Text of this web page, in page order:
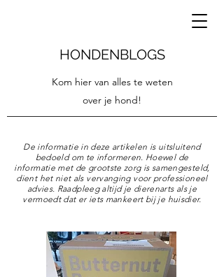
HONDENBLOGS
Kom hier van alles te weten
over je hond!
De informatie in deze artikelen is uitsluitend
bedoeld om te informeren. Hoewel de
informatie met de grootste zorg is samengesteld,
dient het niet als vervanging voor professioneel
advies. Raadpleeg altijd je dierenarts als je
vermoedt dat er iets mankeert bij je huisdier.